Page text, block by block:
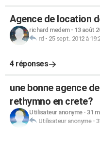
Agence de location
richard medem- 13 août
rd - 25 sept. 2012 à
4 réponses
une bonne agence
rethymno en crete?
Utilisateur anonyme- 31
Utilisateur anonyme-